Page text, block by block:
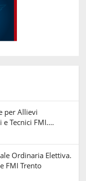
per Allievi
e Tecnici FMI.…
Ordinaria Elettiva.
FMI Trento